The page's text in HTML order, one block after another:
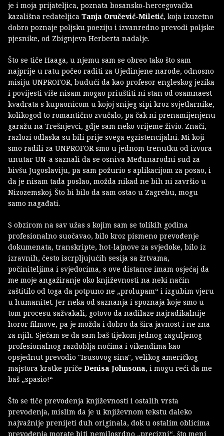
je i moja prijateljica, poznata bosansko-hercegovačka
kazališna redateljica Tanja Oručević-Miletić, koja izuzetno
dobro poznaje poljsku poeziju i izvanredno prevodi poljske
pjesnike, od Zbignjeva Herberta nadalje.
Što se tiče Haaga, u njemu sam se obreo tako što sam
najprije u ratu počeo raditi za Ujedinjene narode, odnosno
misiju UNPROFOR, budući da kao profesor engleskog jezika
i povijesti više nisam mogao priuštiti ni stan od osamnaest
kvadrata s kupaonicom u kojoj snijeg sipi kroz svjetlarnike,
kolikogod to romantično zvučalo, pa čak ni prenamijenjenu
garažu na Trešnjevci, gdje sam neko vrijeme živio. Znači,
razlozi odlaska su bili prije svega egzistencijalni. Mi koji
smo radili za UNPROFOR smo u jednom trenutku od izvora
unutar UN-a saznali da se osniva Međunarodni sud za
bivšu Jugoslaviju, pa sam požurio s aplikacijom za posao, i
da je nisam tada poslao, možda nikad ne bih ni završio u
Nizozemskoj. Što bi bilo da sam ostao u Zagrebu, mogu
samo nagađati.
S obzirom na sav užas s kojim sam se tolikih godina
profesionalno suočavao, bilo kroz pismeno prevođenje
dokumenata, transkripte, hot-lajnove za svjedoke, bilo iz
izravnih, često iscrpljujućih sesija sa žrtvama,
počiniteljima i svjedocima, s ove distance imam osjećaj da
me moje angažiranje oko književnosti na neki način
zaštitilo od toga da potpuno ne „prolupam“ i izgubim vjeru
u humanitet. Jer neka od saznanja i spoznaja koje smo u
tom procesu sažvakali, gotovo da nadilaze najradikalnije
horor filmove, pa je možda i dobro da šira javnost i ne zna
za njih. Sjećam se da sam baš tijekom jednog zaguljenog
profesionalnog razdoblja noćima i vikendima kao
opsjednut prevodio "Isusovog sina", velikog američkog
majstora kratke priče Denisa Johnsona, i mogu reći da me
baš „spasio!“
Što se tiče prevođenja književnosti i ostalih vrsta
prevođenja, mislim da je u književnom tekstu daleko
najvažnije prenijeti duh originala, dok u ostalim oblicima
prevođenja morate biti nemilosrdno „precizni“, što meni